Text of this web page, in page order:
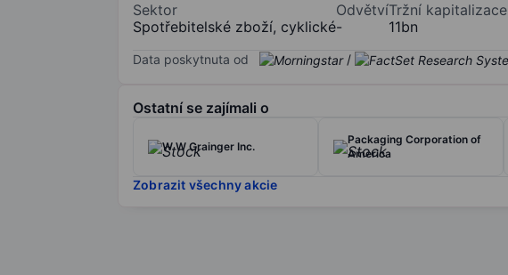
Sektor
Spotřebitelské zboží, cyklické
Odvětví
-
Tržní kapitalizace
11bn
Data poskytnuta od /
Ostatní se zajímali o
W W Grainger Inc.
Packaging Corporation of
America
Zobrazit všechny akcie